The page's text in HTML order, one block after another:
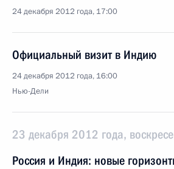
24 декабря 2012 года, 17:00
Официальный визит в Индию
24 декабря 2012 года, 16:00
Нью-Дели
23 декабря 2012 года,
Россия и Индия: новые